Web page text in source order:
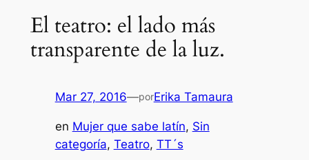
El teatro: el lado más
transparente de la luz.
Mar 27, 2016—porErika Tamaura
en Mujer que sabe latín, Sin
categoría, Teatro, TT´s